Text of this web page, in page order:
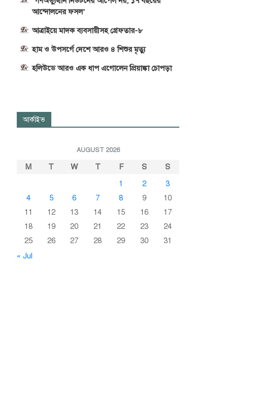
আন্দোলনের ফসল’
আত্রাইয়ে মাদক ব্যবসায়ীসহ গ্রেফতার-৮
হাম ও উপসর্গে দেশে আরও ৪ শিশুর মৃত্যু
হলিউডে আরও এক ধাপ এগোলেন প্রিয়াঙ্কা চোপড়া
আর্কাইভ
AUGUST 2026
M T W T F S
S
1
2
3
4
5 6 7 8 9
10
11
12 13 14 15 16
17
18
19 20 21 22 23
24
25
26 27 28 29 30
31
« Jul